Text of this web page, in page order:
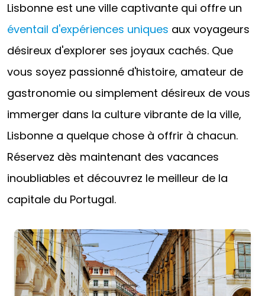
Lisbonne est une ville captivante qui offre un
éventail d'expériences uniques aux voyageurs
désireux d'explorer ses joyaux cachés. Que
vous soyez passionné d'histoire, amateur de
gastronomie ou simplement désireux de vous
immerger dans la culture vibrante de la ville,
Lisbonne a quelque chose à offrir à chacun.
Réservez dès maintenant des vacances
inoubliables et découvrez le meilleur de la
capitale du Portugal.